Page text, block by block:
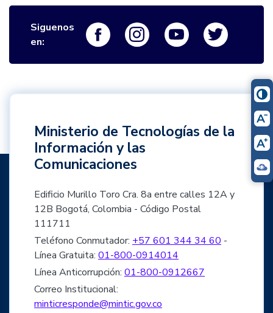
Siguenos
en:
Logo FacebookLogo InstagramLogo Youtube
Ministerio de Tecnologías de la
Información y las
Comunicaciones
Edificio Murillo Toro Cra. 8a entre calles 12A y
12B Bogotá, Colombia - Código Postal
111711
Teléfono Conmutador: +57 601 344 34 60 -
Línea Gratuita: 01-800-0914014
Línea Anticorrupción: 01-800-0912667
Correo Institucional:
minticresponde@mintic.gov.co